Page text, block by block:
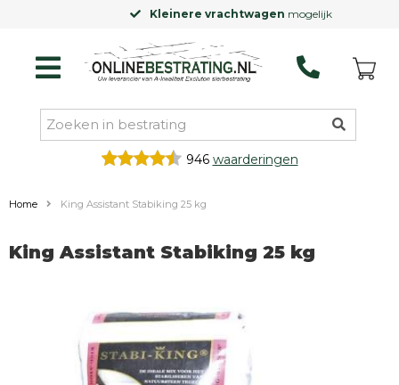
Kleinere vrachtwagenmogelijk
946 waarderingen
Home King Assistant Stabiking 25 kg
King Assistant Stabiking 25 kg